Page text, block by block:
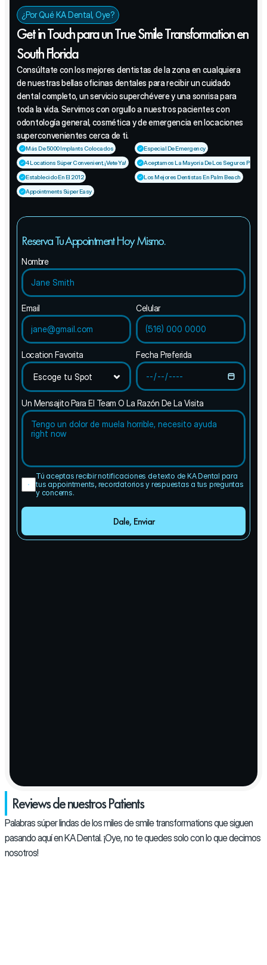
¿Por Qué KA Dental, Oye?
Get in Touch para un True Smile Transformation en
South Florida
Consúltate con los mejores dentistas de la zona en cualquiera
de nuestras bellas oficinas dentales para recibir un cuidado
dental completo, un servicio superchévere y una sonrisa para
toda la vida. Servimos con orgullo a nuestros pacientes con
odontología general, cosmética y de emergencia en locaciones
superconvenientes cerca de ti.
Más De 5000 Implants Colocados
Especial De Emergency
4 Locations Súper Convenient, ¡vete Ya!
Aceptamos La Mayoría De Los Seguros PPO
Los Mejores Dentistas En Palm Beach
Establecido En El 2012
Appointments Súper Easy
Reserva Tu Appointment Hoy Mismo.
Nombre
Email Celular
Location Favorita Fecha Preferida
Un Mensajito Para El Team O La Razón De La Visita
Tú aceptas recibir notificaciones de texto de KA Dental para
tus appointments, recordatorios y respuestas a tus preguntas
y concerns.
Dale, Enviar
Reviews de nuestros Patients
Palabras súper lindas de los miles de smile transformations que siguen
pasando aquí en KA Dental. ¡Oye, no te quedes solo con lo que decimos
nosotros!